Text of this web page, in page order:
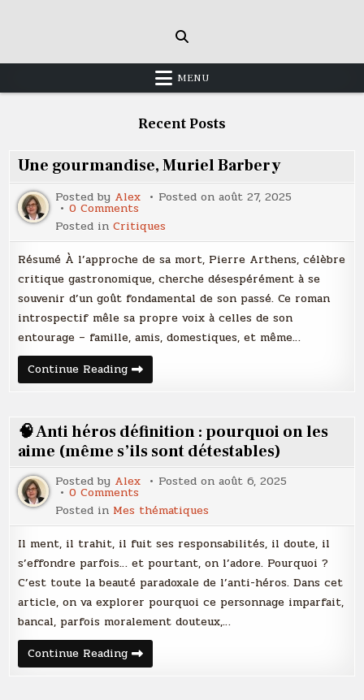
MENU
Recent Posts
Une gourmandise, Muriel Barbery
Posted by Alex Posted onaoût 27, 2025
0 Comments
Une
gourmandise,
Muriel
Barbery
Posted inCritiques
Résumé À l’approche de sa mort, Pierre Arthens, célèbre
critique gastronomique, cherche désespérément à se
souvenir d’un goût fondamental de son passé. Ce roman
introspectif mêle sa propre voix à celles de son
entourage – famille, amis, domestiques, et même…
Continue ReadingUne
gourmandise,
🧠 Anti héros définition : pourquoi on les
aime (même s’ils sont détestables)
Posted by Alex Posted onaoût 6, 2025
0 Comments
🧠
Anti
héros
définition
:
pourquoi
on
les
aime
(même
s’ils
sont
détestables)
Posted in Mes thématiques
Il ment, il trahit, il fuit ses responsabilités, il doute, il
s’effondre parfois… et pourtant, on l’adore. Pourquoi ?
C’est toute la beauté paradoxale de l’anti-héros. Dans cet
article, on va explorer pourquoi ce personnage imparfait,
bancal, parfois moralement douteux,…
Continue Reading🧠
Anti